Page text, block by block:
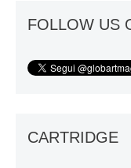
FOLLOW US
CARTRIDGE